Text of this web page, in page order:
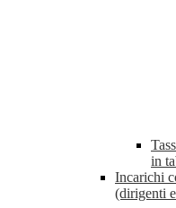
in
Incarichi
(dirigenti